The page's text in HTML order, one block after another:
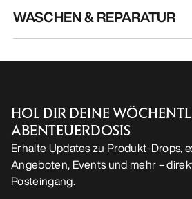
WASCHEN & REPARATUR
HOL DIR DEINE
ABENTEUERDOSIS
Erhalte Updates zu Produkt-Drops,
Angeboten, Events und mehr –
Posteingang.